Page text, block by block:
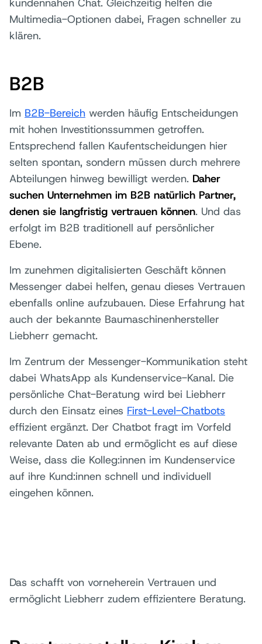
Multimedia-Optionen dabei, Fragen schneller zu
klären.
B2B
Im B2B-Bereich werden häufig Entscheidungen
mit hohen Investitionssummen getroffen.
Entsprechend fallen Kaufentscheidungen hier
selten spontan, sondern müssen durch mehrere
Abteilungen hinweg bewilligt werden. Daher
suchen Unternehmen im B2B natürlich Partner,
denen sie langfristig vertrauen können. Und das
erfolgt im B2B traditionell auf persönlicher
Ebene.
Im zunehmen digitalisierten Geschäft können
Messenger dabei helfen, genau dieses Vertrauen
ebenfalls online aufzubauen. Diese Erfahrung hat
auch der bekannte Baumaschinenhersteller
Liebherr gemacht.
Im Zentrum der Messenger-Kommunikation steht
dabei WhatsApp als Kundenservice-Kanal. Die
persönliche Chat-Beratung wird bei Liebherr
durch den Einsatz eines First-Level-Chatbots
effizient ergänzt. Der Chatbot fragt im Vorfeld
relevante Daten ab und ermöglicht es auf diese
Weise, dass die Kolleg:innen im Kundenservice
auf ihre Kund:innen schnell und individuell
eingehen können.
Das schafft von vorneherein Vertrauen und
ermöglicht Liebherr zudem effizientere Beratung.